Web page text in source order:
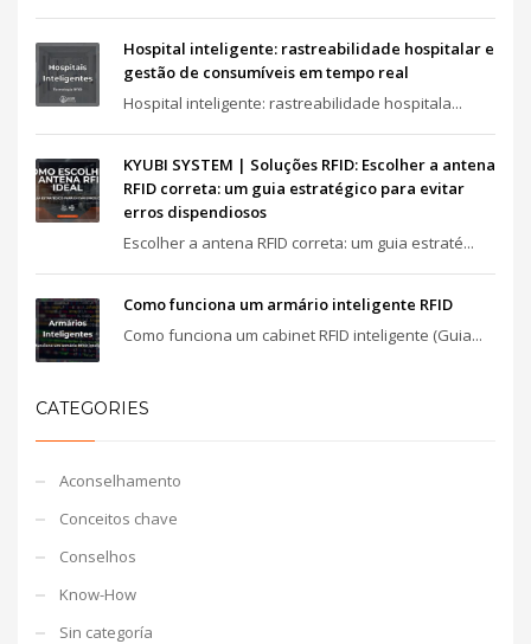
Hospital inteligente: rastreabilidade hospitalar e
gestão de consumíveis em tempo real
Hospital inteligente: rastreabilidade hospitala...
KYUBI SYSTEM | Soluções RFID: Escolher a antena
RFID correta: um guia estratégico para evitar
erros dispendiosos
Escolher a antena RFID correta: um guia estraté...
Como funciona um armário inteligente RFID
Como funciona um cabinet RFID inteligente (Guia...
CATEGORIES
Aconselhamento
Conceitos chave
Conselhos
Know-How
Sin categoría